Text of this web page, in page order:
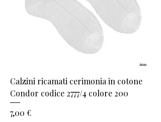
Calzini ricamati cerimonia in cotone
Condor codice 2777/4 colore 200
Prezzo
7,00 €